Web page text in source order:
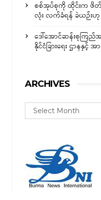
စစ်အုပ်စုကို ထိုင်းက ဖိ
လုံး လက်ခံရန် ခဲယဉ်း
ဒေါ်အောင်ဆန်းစုကြည်အ
နိုင်ငံခြားရေး ဌာနနှင့်
ARCHIVES